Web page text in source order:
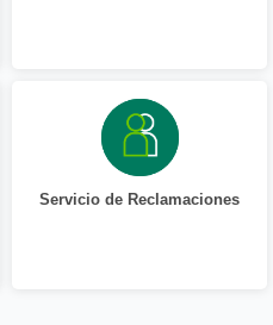
Servicio de Reclamaciones